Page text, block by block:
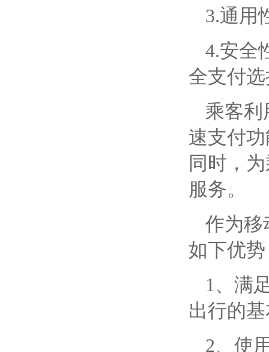
3.通用
4.安全
全支付
乘客利
速支付
同时，
服务。
作为移
如下优
1、满
出行的
2、使